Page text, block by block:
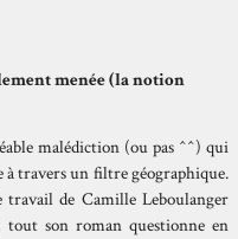
menée (la notion
malédiction (ou pas ^^) qui
à travers un filtre géographique.
travail de Camille Leboulanger
son roman questionne en